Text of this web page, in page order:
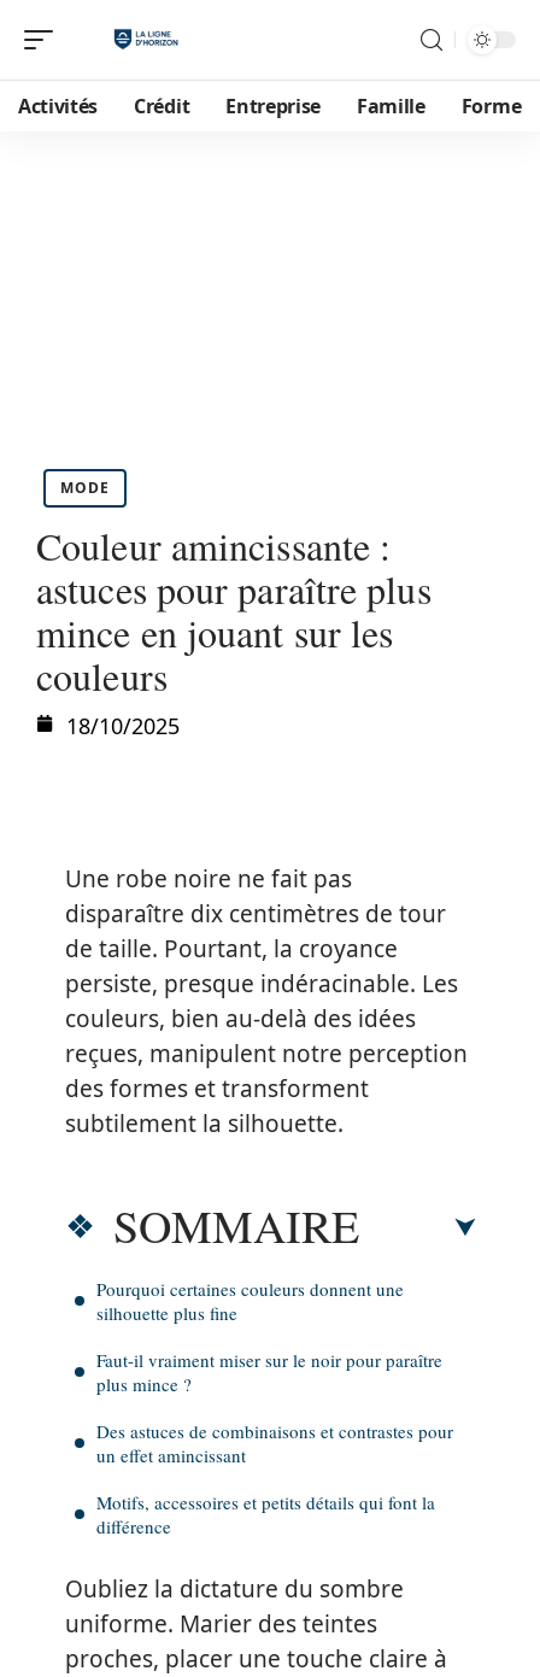
Activités Crédit Entreprise Famille Forme
MODE
Couleur amincissante :
astuces pour paraître plus
mince en jouant sur les
couleurs
18/10/2025
Une robe noire ne fait pas
disparaître dix centimètres de tour
de taille. Pourtant, la croyance
persiste, presque indéracinable. Les
couleurs, bien au-delà des idées
reçues, manipulent notre perception
des formes et transforment
subtilement la silhouette.
SOMMAIRE
Pourquoi certaines couleurs donnent une
silhouette plus fine
Faut-il vraiment miser sur le noir pour paraître
plus mince ?
Des astuces de combinaisons et contrastes pour
un effet amincissant
Motifs, accessoires et petits détails qui font la
différence
Oubliez la dictature du sombre
uniforme. Marier des teintes
proches, placer une touche claire à